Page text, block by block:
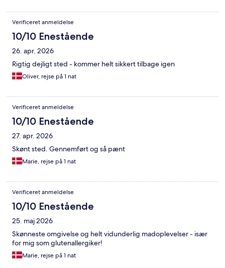
Verificeret anmeldelse
10/10 Enestående
26. apr. 2026
Rigtig dejligt sted - kommer helt sikkert tilbage igen
Oliver, rejse på 1 nat
Verificeret anmeldelse
10/10 Enestående
27. apr. 2026
Skønt sted. Gennemført og så pænt
Marie, rejse på 1 nat
Verificeret anmeldelse
10/10 Enestående
25. maj 2026
Skønneste omgivelse og helt vidunderlig madoplevelser - især
for mig som glutenallergiker!
Marie, rejse på 1 nat